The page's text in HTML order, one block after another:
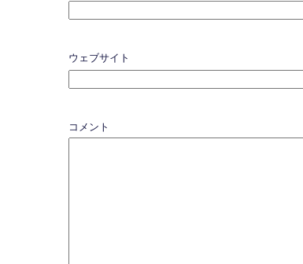
ウェブサイト
コメント